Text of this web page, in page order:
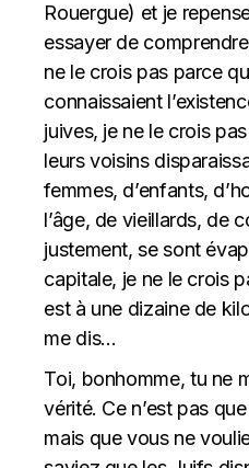
Rouergue) et je
essayer de
ne le crois pas parce
connaissaient
juives, je ne le crois
leurs voisins
femmes, d’enfants,
l’âge, de vieillards, de
justement, se sont
capitale, je ne le crois
est à une dizaine de
me dis…
Toi, bonhomme, tu ne
vérité. Ce n’est pas
mais que vous ne